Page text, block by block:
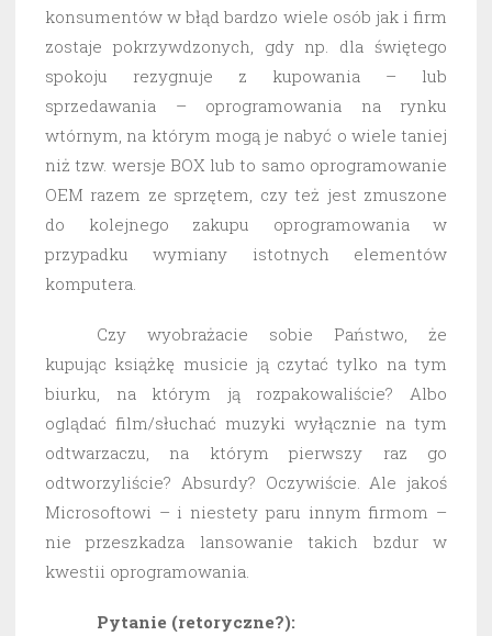
konsumentów w błąd bardzo wiele osób jak i firm
zostaje pokrzywdzonych, gdy np. dla świętego
spokoju rezygnuje z kupowania – lub
sprzedawania – oprogramowania na rynku
wtórnym, na którym mogą je nabyć o wiele taniej
niż tzw. wersje BOX lub to samo oprogramowanie
OEM razem ze sprzętem, czy też jest zmuszone
do kolejnego zakupu oprogramowania w
przypadku wymiany istotnych elementów
komputera.
Czy wyobrażacie sobie Państwo, że
kupując książkę musicie ją czytać tylko na tym
biurku, na którym ją rozpakowaliście? Albo
oglądać film/słuchać muzyki wyłącznie na tym
odtwarzaczu, na którym pierwszy raz go
odtworzyliście? Absurdy? Oczywiście. Ale jakoś
Microsoftowi – i niestety paru innym firmom –
nie przeszkadza lansowanie takich bzdur w
kwestii oprogramowania.
Pytanie (retoryczne?):